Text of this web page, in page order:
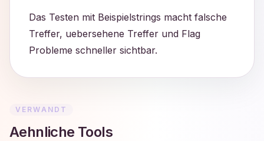
Das Testen mit Beispielstrings macht falsche
Treffer, uebersehene Treffer und Flag
Probleme schneller sichtbar.
VERWANDT
Aehnliche Tools